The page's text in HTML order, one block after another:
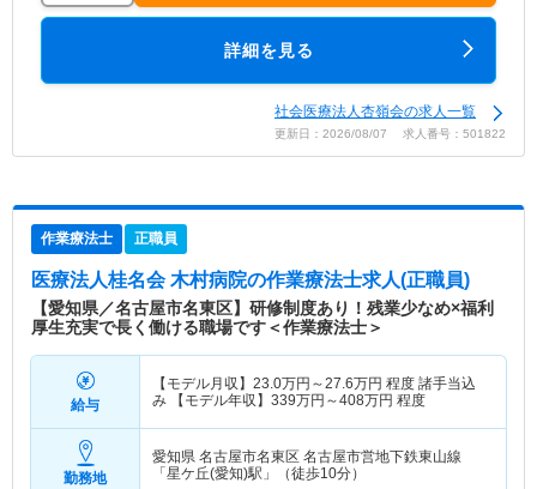
詳細を見る
社会医療法人杏嶺会の求人一覧
更新日：2026/08/07 求人番号：501822
作業療法士 正職員
医療法人桂名会 木村病院の作業療法士求人(正職員)
【愛知県／名古屋市名東区】研修制度あり！残業少なめ×福利
厚生充実で長く働ける職場です＜作業療法士＞
給与
【モデル月収】 23.0万円～27.6万円 程度 諸手当込
み 【モデル年収】 339万円～408万円 程度
勤務地
愛知県 名古屋市名東区 名古屋市営地下鉄東山線
「星ケ丘(愛知)駅」（徒歩10分）